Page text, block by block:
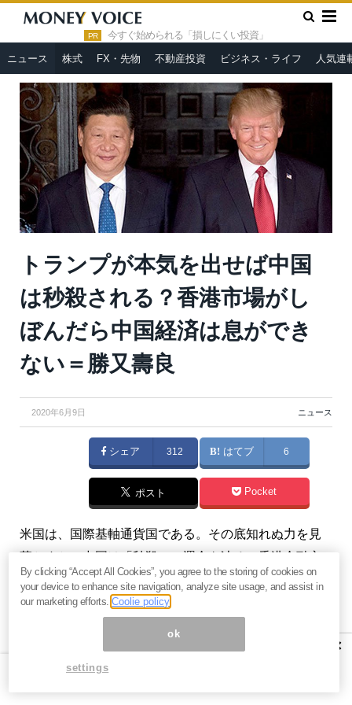
PR 今すぐ始められる「損しにくい投資」
ニュース 株式 FX・先物 不動産投資 ビジネス・ライフ 人気連
HOME » ニュース »
トランプが本気を出せば中国は秒殺され
る？香港市場がしぼんだら中国経済は息ができない＝勝又壽良
トランプが本気を出せば中国
は秒殺される？香港市場がし
ぼんだら中国経済は息ができ
ない＝勝又壽良
2020年6月9日 ニュース
シェア 312 はてブ 6
ポスト Pocket
米国は、国際基軸通貨国である。その底知れぬ力を見
落とすと、中国は「秒殺」の運命を辿る。香港金融市
場が、現在の地位を失えば、中国経済も道連れとなる
のだ。米国は、この現実をしっかりと把握して手を打
×
By clicking “Accept All Cookies”, you agree to the storing of cookies on
your device to enhance site navigation, analyze site usage, and assist in
our marketing efforts.Coolie policy
ok
settings